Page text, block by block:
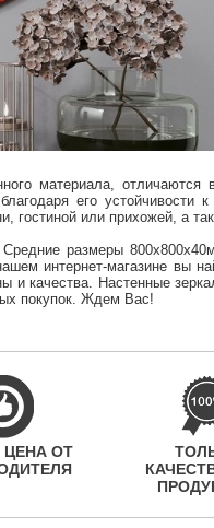
материала,
его устойчивости
гостиной или прихожей, а
размеры
интернет-магазине вы
качества. Настенные
покупок. Ждем Вас!
ОТ